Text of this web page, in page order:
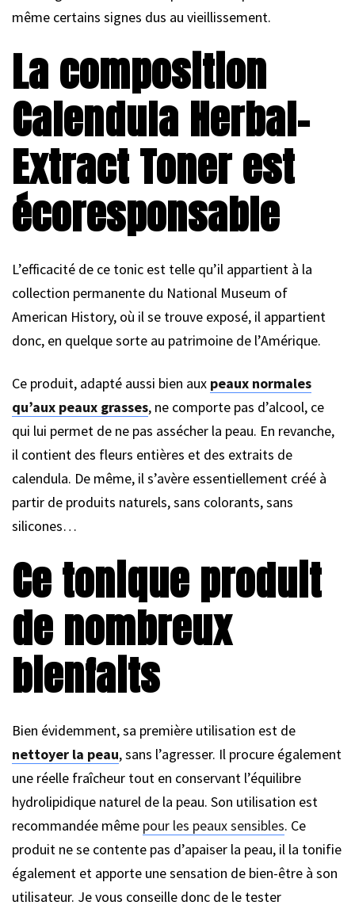
même certains signes dus au vieillissement.
La composition
Calendula Herbal-
Extract Toner est
écoresponsable
L’efficacité de ce tonic est telle qu’il appartient à la
collection permanente du National Museum of
American History, où il se trouve exposé, il appartient
donc, en quelque sorte au patrimoine de l’Amérique.
Ce produit, adapté aussi bien aux peaux normales
qu’aux peaux grasses, ne comporte pas d’alcool, ce
qui lui permet de ne pas assécher la peau. En revanche,
il contient des fleurs entières et des extraits de
calendula. De même, il s’avère essentiellement créé à
partir de produits naturels, sans colorants, sans
silicones…
Ce tonique produit
de nombreux
bienfaits
Bien évidemment, sa première utilisation est de
nettoyer la peau, sans l’agresser. Il procure également
une réelle fraîcheur tout en conservant l’équilibre
hydrolipidique naturel de la peau. Son utilisation est
recommandée même pour les peaux sensibles. Ce
produit ne se contente pas d’apaiser la peau, il la tonifie
également et apporte une sensation de bien-être à son
utilisateur. Je vous conseille donc de le tester